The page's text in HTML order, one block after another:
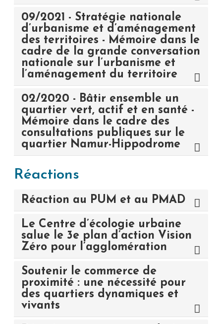
09/2021 - Stratégie nationale
d’urbanisme et d’aménagement
des territoires - Mémoire dans le
cadre de la grande conversation
nationale sur l’urbanisme et
l’aménagement du territoire
02/2020 - Bâtir ensemble un
quartier vert, actif et en santé -
Mémoire dans le cadre des
consultations publiques sur le
quartier Namur-Hippodrome
Réactions
Réaction au PUM et au PMAD
Le Centre d’écologie urbaine
salue le 3e plan d’action Vision
Zéro pour l’agglomération
Soutenir le commerce de
proximité : une nécessité pour
des quartiers dynamiques et
vivants